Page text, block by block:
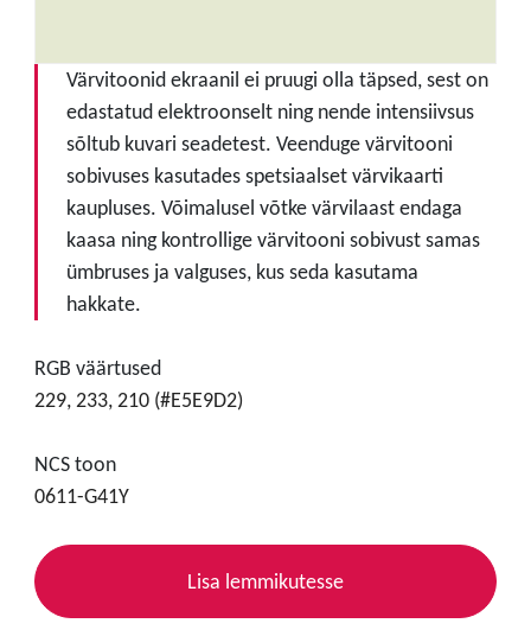
Värvitoonid ekraanil ei pruugi olla täpsed, sest on
edastatud elektroonselt ning nende intensiivsus
sõltub kuvari seadetest. Veenduge värvitooni
sobivuses kasutades spetsiaalset värvikaarti
kaupluses. Võimalusel võtke värvilaast endaga
kaasa ning kontrollige värvitooni sobivust samas
ümbruses ja valguses, kus seda kasutama
hakkate.
RGB väärtused
229, 233, 210 (#E5E9D2)
NCS toon
0611-G41Y
Lisa lemmikutesse